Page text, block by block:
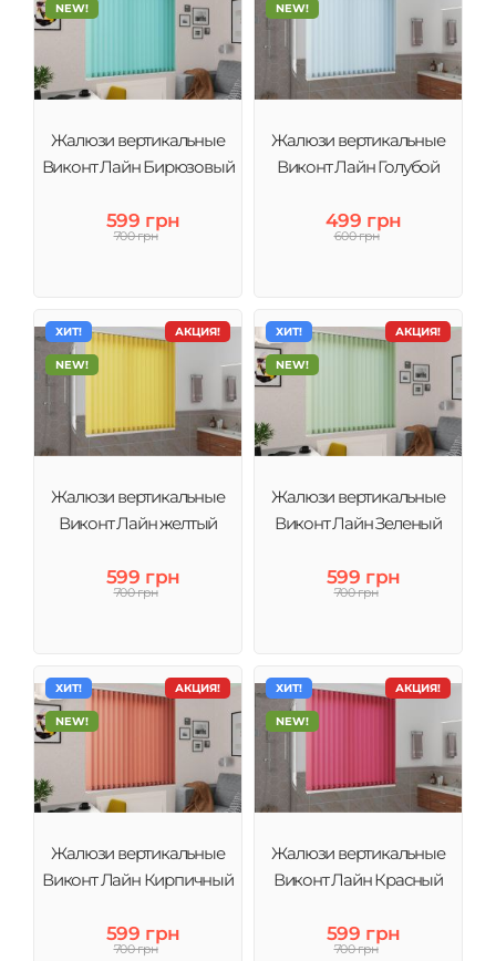
NEW!
Жалюзи вертикальные
Виконт Лайн Бирюзовый
599 грн
700 грн
NEW!
Жалюзи вертикальные
Виконт Лайн Голубой
499 грн
600 грн
АКЦИЯ!
ХИТ!
NEW!
Жалюзи вертикальные
Виконт Лайн желтый
599 грн
700 грн
АКЦИЯ!
ХИТ!
NEW!
Жалюзи вертикальные
Виконт Лайн Зеленый
599 грн
700 грн
АКЦИЯ!
ХИТ!
NEW!
Жалюзи вертикальные
Виконт Лайн Кирпичный
599 грн
700 грн
АКЦИЯ!
ХИТ!
NEW!
Жалюзи вертикальные
Виконт Лайн Красный
599 грн
700 грн